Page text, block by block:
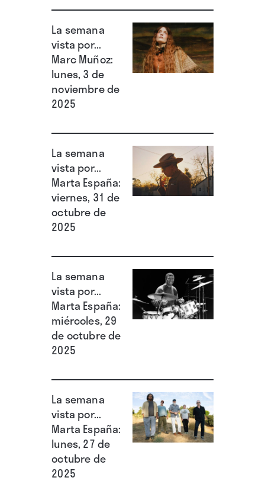
La semana
vista por...
Marc Muñoz:
lunes, 3 de
noviembre de
2025
La semana
vista por...
Marta España:
viernes, 31 de
octubre de
2025
La semana
vista por...
Marta España:
miércoles, 29
de octubre de
2025
La semana
vista por...
Marta España:
lunes, 27 de
octubre de
2025